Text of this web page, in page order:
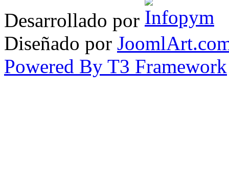
Desarrollado por
Diseñado por
Powered By T3 Framework